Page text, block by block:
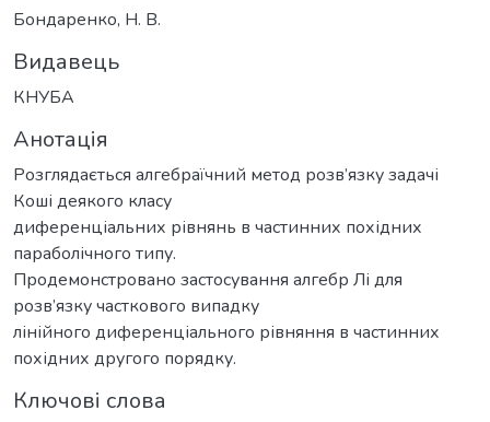
Бондаренко, Н. В.
Видавець
КНУБА
Анотація
Розглядається алгебраїчний метод розв’язку задачі
Коші деякого класу
диференціальних рівнянь в частинних похідних
параболічного типу.
Продемонстровано застосування алгебр Лі для
розв’язку часткового випадку
лінійного диференціального рівняння в частинних
похідних другого порядку.
Ключові слова